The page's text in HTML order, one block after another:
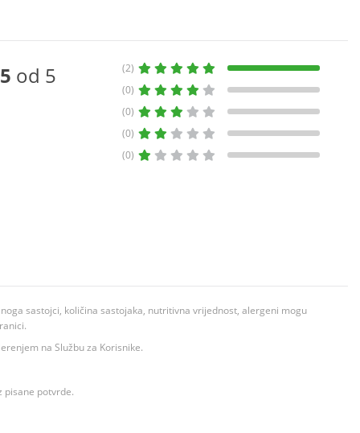
5 od 5
(2)
(0)
(0)
(0)
(0)
sastojci, količina sastojaka, nutritivna vrijednost, alergeni mogu
na Službu za Korisnike.
pisane potvrde.